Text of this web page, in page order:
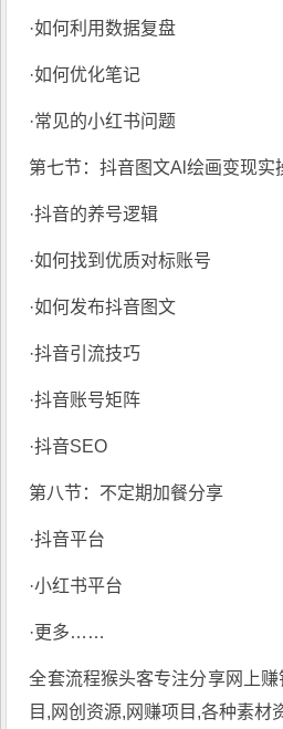
·如何利用数据复盘
·如何优化笔记
·常见的小红书问题
第七节：抖音图文Al绘画变现实
·抖音的养号逻辑
·如何找到优质对标账号
·如何发布抖音图文
·抖音引流技巧
·抖音账号矩阵
·抖音SEO
第八节：不定期加餐分享
·抖音平台
·小红书平台
·更多……
全套流程猴头客专注分享网上赚
目,网创资源, 网赚项目 ,各种素材